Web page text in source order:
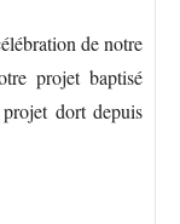
de notre
projet baptisé
dort depuis